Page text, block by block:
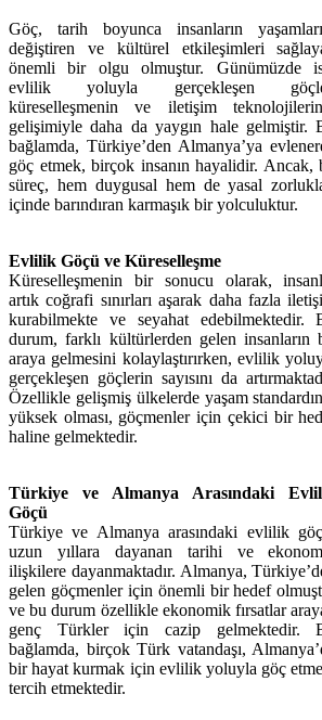
Göç, tarih boyunca insanların
değiştiren ve kültürel etkileşimleri
önemli bir olgu olmuştur. Günümüzde
evlilik yoluyla gerçekleşen
küreselleşmenin ve iletişim
gelişimiyle daha da yaygın hale gelmiştir.
bağlamda, Türkiye’den Almanya’ya
göç etmek, birçok insanın hayalidir. Ancak,
süreç, hem duygusal hem de yasal
içinde barındıran karmaşık bir yolculuktur.
Evlilik Göçü ve Küreselleşme
Küreselleşmenin bir sonucu olarak,
artık coğrafi sınırları aşarak daha fazla
kurabilmekte ve seyahat edebilmektedir.
durum, farklı kültürlerden gelen insanların
araya gelmesini kolaylaştırırken, evlilik
gerçekleşen göçlerin sayısını da
Özellikle gelişmiş ülkelerde yaşam
yüksek olması, göçmenler için çekici bir
haline gelmektedir.
Türkiye ve Almanya Arasındaki
Göçü
Türkiye ve Almanya arasındaki evlilik
uzun yıllara dayanan tarihi ve
ilişkilere dayanmaktadır. Almanya,
gelen göçmenler için önemli bir hedef
ve bu durum özellikle ekonomik fırsatlar
genç Türkler için cazip gelmektedir.
bağlamda, birçok Türk vatandaşı,
bir hayat kurmak için evlilik yoluyla göç
tercih etmektedir.